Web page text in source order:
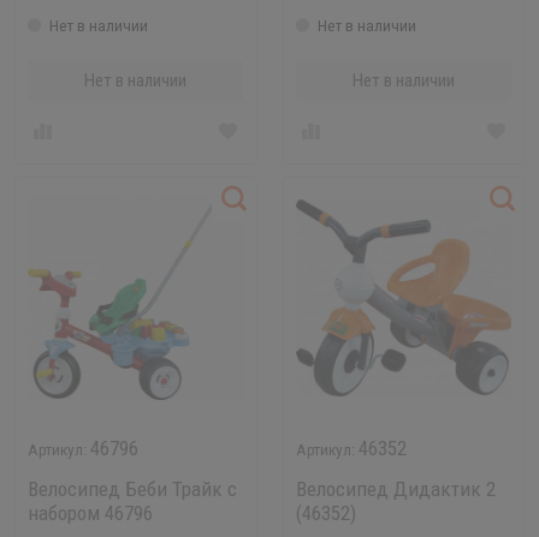
Нет в наличии
Нет в наличии
Нет в наличии
Нет в наличии
46796
Велосипед Беби Трайк с
набором 46796
46352
Велосипед Дидактик 2
(46352)